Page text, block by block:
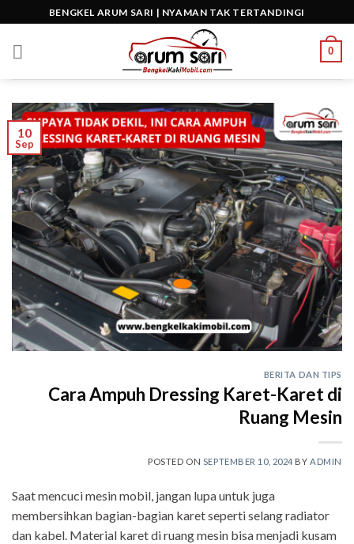
to
content
BENGKEL ARUM SARI | NYAMAN TAK TERTANDINGI
0
10
Sep
BERITA DAN TIPS
Cara Ampuh Dressing Karet-Karet di
Ruang Mesin
POSTED ON SEPTEMBER 10, 2024 BYADMIN
Saat mencuci mesin mobil, jangan lupa untuk juga
membersihkan bagian-bagian karet seperti selang radiator
dan kabel. Material karet di ruang mesin bisa menjadi kusam